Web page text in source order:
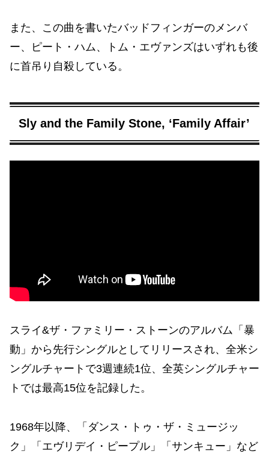
また、この曲を書いたバッドフィンガーのメンバ
ー、ピート・ハム、トム・エヴァンズはいずれも後
に首吊り自殺している。
Sly and the Family Stone, ‘Family Affair’
スライ&ザ・ファミリー・ストーンのアルバム「暴
動」から先行シングルとしてリリースされ、全米シ
ングルチャートで3週連続1位、全英シングルチャー
トでは最高15位を記録した。
1968年以降、「ダンス・トゥ・ザ・ミュージッ
ク」「エヴリデイ・ピープル」「サンキュー」など